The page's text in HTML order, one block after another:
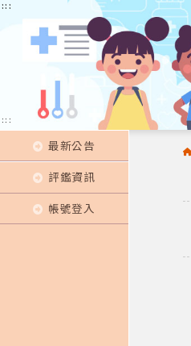
:::
:::
最新公告
評鑑資訊
帳號登入
:::